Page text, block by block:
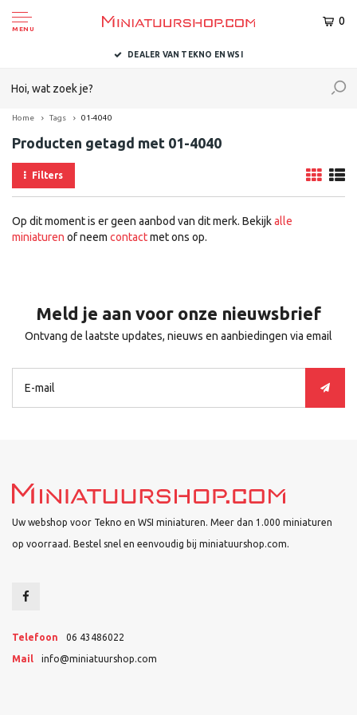
MENU
0
DEALER VAN TEKNO EN WSI
Home Tags 01-4040
Producten getagd met 01-4040
Filters
Op dit moment is er geen aanbod van dit merk. Bekijkalle
miniaturen of neem contactmet ons op.
Meld je aan voor onze nieuwsbrief
Ontvang de laatste updates, nieuws en aanbiedingen via email
Uw webshop voor Tekno en WSI miniaturen. Meer dan 1.000 miniaturen
op voorraad. Bestel snel en eenvoudig bij miniatuurshop.com.
Telefoon 06 43486022
Mail info@miniatuurshop.com